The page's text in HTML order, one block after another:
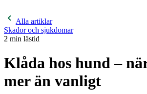
Alla artiklar
Skador och sjukdomar
2 min lästid
Klåda hos hund –
mer än vanligt